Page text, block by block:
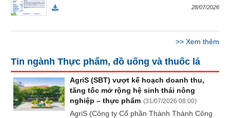
28/07/2026
>> Xem thêm
Tin ngành Thực phẩm, đồ uống và thuốc lá
AgriS (SBT) vượt kế hoạch doanh thu,
tăng tốc mở rộng hệ sinh thái nông
nghiệp – thực phẩm (31/07/2026 08:00)
AgriS (Công ty Cổ phần Thành Thành Công
cáo
(-)
Thuật
ngữ
(-)